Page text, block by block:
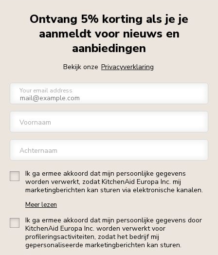
Ontvang 5% korting als je je
aanmeldt voor nieuws en
aanbiedingen
Bekijk onze Privacyverklaring
Your email address
Voornaam
Achternaam
Ik ga ermee akkoord dat mijn persoonlijke gegevens
worden verwerkt, zodat KitchenAid Europa Inc. mij
marketingberichten kan sturen via elektronische kanalen.
Meer lezen
Ik ga ermee akkoord dat mijn persoonlijke gegevens door
KitchenAid Europa Inc. worden verwerkt voor
profileringsactiviteiten, zodat het bedrijf mij
gepersonaliseerde marketingberichten kan sturen.